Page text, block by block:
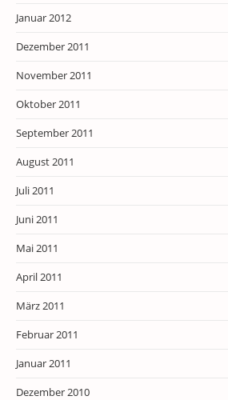
Januar 2012
Dezember 2011
November 2011
Oktober 2011
September 2011
August 2011
Juli 2011
Juni 2011
Mai 2011
April 2011
März 2011
Februar 2011
Januar 2011
Dezember 2010